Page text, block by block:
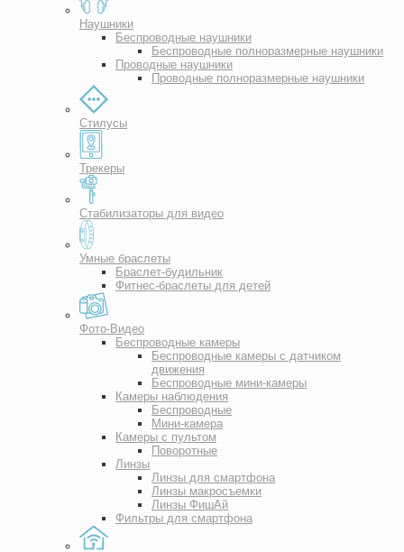
Наушники
Беспроводные наушники
Беспроводные полноразмерные наушники
Проводные наушники
Проводные полноразмерные наушники
Стилусы
Трекеры
Стабилизаторы для видео
Умные браслеты
Браслет-будильник
Фитнес-браслеты для детей
Фото-Видео
Беспроводные камеры
Беспроводные камеры с датчиком
движения
Беспроводные мини-камеры
Камеры наблюдения
Беспроводные
Мини-камера
Камеры с пультом
Поворотные
Линзы
Линзы для смартфона
Линзы макросъемки
Линзы ФишАй
Фильтры для смартфона